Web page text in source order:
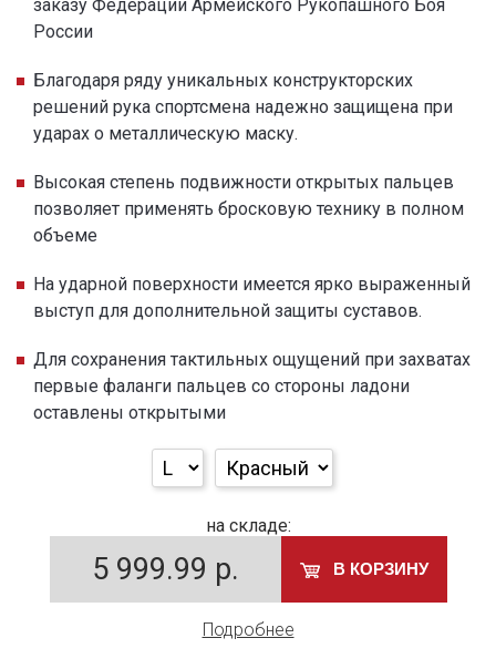
заказу Федерации Армейского Рукопашного Боя
России
Благодаря ряду уникальных конструкторских
решений рука спортсмена надежно защищена при
ударах о металлическую маску.
Высокая степень подвижности открытых пальцев
позволяет применять бросковую технику в полном
объеме
На ударной поверхности имеется ярко выраженный
выступ для дополнительной защиты суставов.
Для сохранения тактильных ощущений при захватах
первые фаланги пальцев со стороны ладони
оставлены открытыми
на складе:
5 999.99 р. В КОРЗИНУ
Подробнее